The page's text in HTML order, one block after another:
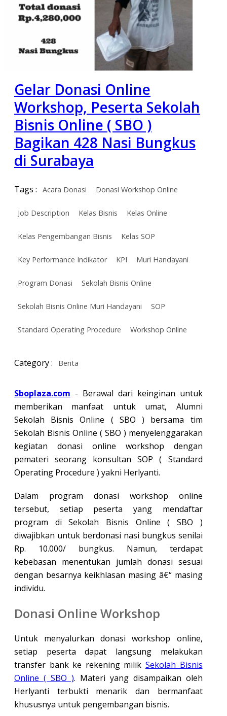
Gelar Donasi Online
Workshop, Peserta Sekolah
Bisnis Online ( SBO )
Bagikan 428 Nasi Bungkus
di Surabaya
Tags : Acara Donasi Donasi Workshop Online
Job Description Kelas Bisnis Kelas Online
Kelas Pengembangan Bisnis Kelas SOP
Key Performance Indikator KPI Muri Handayani
Program Donasi Sekolah Bisnis Online
Sekolah Bisnis Online Muri Handayani SOP
Standard Operating Procedure Workshop Online
Category : Berita
Sboplaza.com - Berawal dari keinginan untuk
memberikan manfaat untuk umat, Alumni
Sekolah Bisnis Online ( SBO ) bersama tim
Sekolah Bisnis Online ( SBO ) menyelenggarakan
kegiatan donasi online workshop dengan
pemateri seorang konsultan SOP ( Standard
Operating Procedure ) yakni Herlyanti.
Dalam program donasi workshop online
tersebut, setiap peserta yang mendaftar
program di Sekolah Bisnis Online ( SBO )
diwajibkan untuk berdonasi nasi bungkus senilai
Rp. 10.000/ bungkus. Namun, terdapat
kebebasan menentukan jumlah donasi sesuai
dengan besarnya keikhlasan masing â€“ masing
individu.
Donasi Online Workshop
Untuk menyalurkan donasi workshop online,
setiap peserta dapat langsung melakukan
transfer bank ke rekening milik Sekolah Bisnis
Online ( SBO ). Materi yang disampaikan oleh
Herlyanti terbukti menarik dan bermanfaat
khususnya untuk pengembangan bisnis.